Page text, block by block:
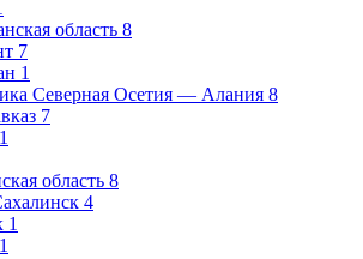
область 8
7
1
Северная Осетия — Алания 8
7
1
область 8
4
1
1